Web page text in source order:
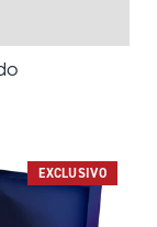
EXCLUSIVO